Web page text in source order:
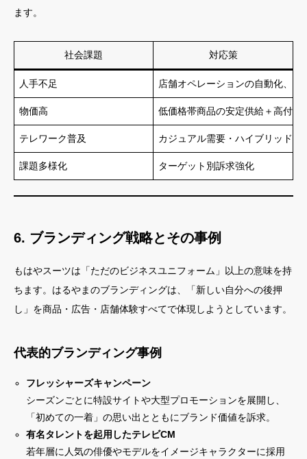
ます。
社会課題 対応策
人手不足 店舗オペレーションの自動化、省
物価高 低価格帯商品の安定供給＋高付加
テレワーク普及 カジュアル需要・ハイブリッド商
課題多様化 ターゲット別訴求強化
6. ブランディング戦略とその事例
もはやスーツは「ただのビジネスユニフォーム」以上の意味を持
ちます。はるやまのブランディングは、「新しい自分への後押
し」を商品・広告・店舗体験すべてで体現しようとしています。
代表的ブランディング事例
フレッシャーズキャンペーン
シーズンごとに特設サイトや大型プロモーションを展開し、
「初めての一着」の思い出とともにブランド価値を訴求。
有名タレントを起用したテレビCM
若年層に人気の俳優やモデルをイメージキャラクターに採用